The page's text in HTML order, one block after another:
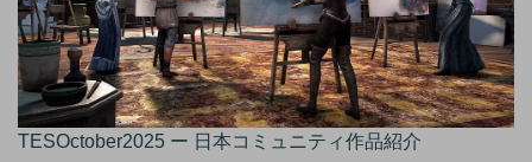
TESOctober2025 ー 日本コミュニティ作品紹介